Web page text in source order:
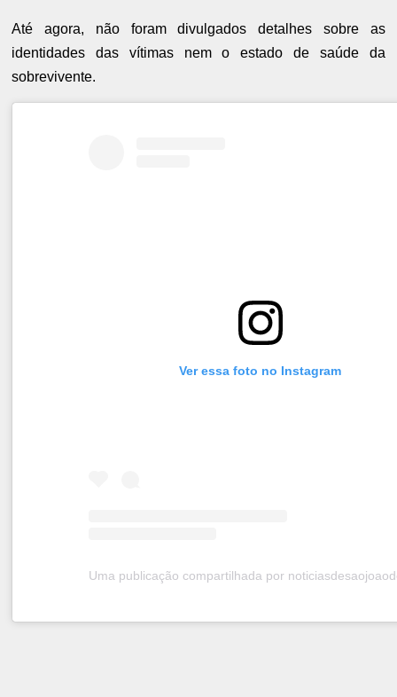
Até agora, não foram divulgados detalhes sobre as
identidades das vítimas nem o estado de saúde da
sobrevivente.
Ver essa foto no Instagram